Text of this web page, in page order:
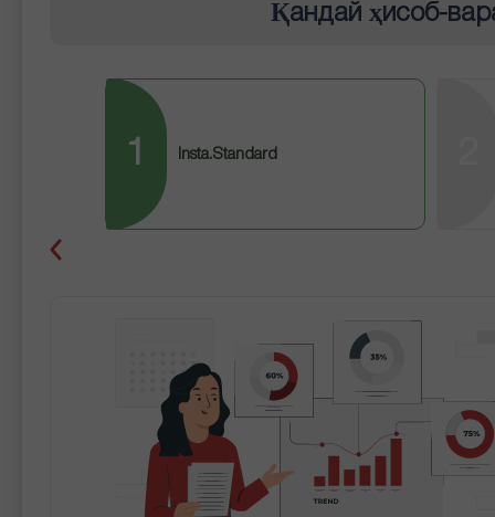
Қандай ҳисоб-
1 Insta.Standard